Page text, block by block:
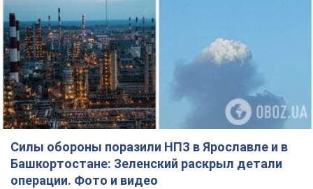
Силы обороны поразили НПЗ в Ярославле и в
Башкортостане: Зеленский раскрыл детали
операции. Фото и видео